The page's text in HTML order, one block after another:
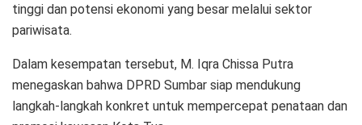
tinggi dan potensi ekonomi yang besar melalui sektor
pariwisata.
Dalam kesempatan tersebut, M. Iqra Chissa Putra
menegaskan bahwa DPRD Sumbar siap mendukung
langkah-langkah konkret untuk mempercepat penataan dan